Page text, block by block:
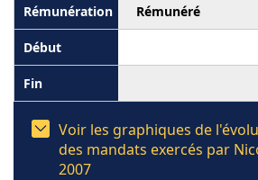
Rémunéré
Voir les graphiques de
des mandats exercés par
2007